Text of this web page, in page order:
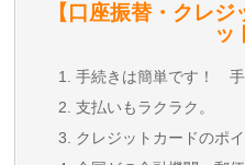
【口座振替・クレ
ッ
手続きは簡単です！ 手
支払いもラクラク。
クレジットカードのポ